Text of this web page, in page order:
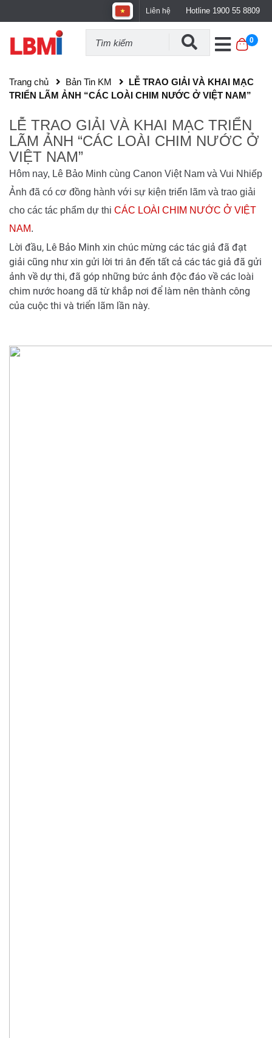
Liên hệ Hotline 1900 55 8809
0
Trang chủ Bản Tin KM
LỄ TRAO GIẢI VÀ KHAI MẠC
TRIỂN LÃM ẢNH “CÁC LOÀI CHIM NƯỚC Ở VIỆT NAM”
LỄ TRAO GIẢI VÀ KHAI MẠC TRIỂN
LÃM ẢNH “CÁC LOÀI CHIM NƯỚC Ở
VIỆT NAM”
Hôm nay, Lê Bảo Minh cùng Canon Việt Nam và Vui Nhiếp
Ảnh đã có cơ đồng hành với sự kiện triển lãm và trao giải
cho các tác phẩm dự thi CÁC LOÀI CHIM NƯỚC Ở VIỆT
NAM.
Lời đầu, Lê Bảo Minh xin chúc mừng các tác giả đã đạt
giải cũng như xin gửi lời tri ân đến tất cả các tác giả đã gửi
ảnh về dự thi, đã góp những bức ảnh độc đáo về các loài
chim nước hoang dã từ khắp nơi để làm nên thành công
của cuộc thi và triển lãm lần này.